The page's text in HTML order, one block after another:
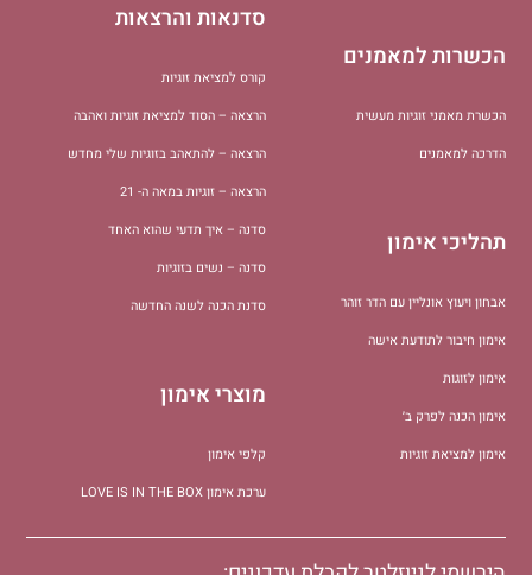
הכשרות למאמנים
הכשרת מאמני זוגיות מעשית
הדרכה למאמנים
תהליכי אימון
אבחון ויעוץ אונליין עם הדר זוהר
אימון חיבור לתודעת אישה
אימון לזוגות
אימון הכנה לפרק ב׳
אימון למציאת זוגיות
סדנאות והרצאות
קורס למציאת זוגיות
הרצאה – הסוד למציאת זוגיות ואהבה
הרצאה – להתאהב בזוגיות שלי מחדש
הרצאה – זוגיות במאה ה- 21
סדנה – איך תדעי שהוא האחד
סדנה – נשים בזוגיות
סדנת הכנה לשנה החדשה
מוצרי אימון
קלפי אימון
ערכת אימון LOVE IS IN THE BOX